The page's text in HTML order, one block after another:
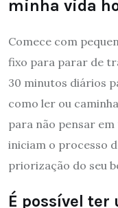
minha vida
Comece com
fixo para parar de
30 minutos diários
como ler ou
para não pensar em
iniciam o processo
priorização do seu
É possível